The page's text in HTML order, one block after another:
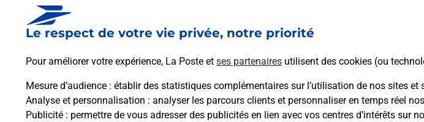
Le respect de votre vie privée, notre priorité
Pour améliorer votre expérience, La Poste et ses partenaires utilisent des cookies (ou
Mesure d’audience : établir des statistiques complémentaires sur l’utilisation de nos sites et
Analyse et personnalisation : analyser les parcours clients et personnaliser en temps réel
Publicité : permettre de vous adresser des publicités en lien avec vos centres d’intérêts sur
Boîte aux Lettres La Poste
Prochaine collecte du courriersamedià
107 Avenue De Soissons
02400 Chateau Thierry
Le lien s'ouvre dans un nouvel onglet
Boîte aux
Prochaine collecte du
2 Rue Du Courteau
02400 Chateau Thierry
Le lien s'ouvre dans un nouvel